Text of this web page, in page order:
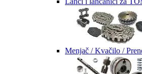
Menjač / Kvačilo /